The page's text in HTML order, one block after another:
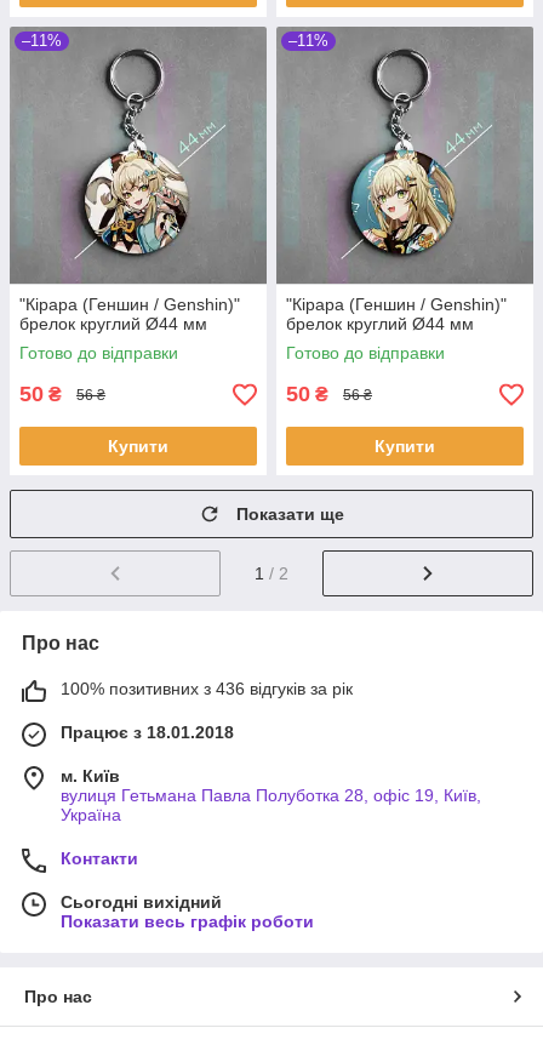
–11%
"Кірара (Геншин / Genshin)"
брелок круглий Ø44 мм
Готово до відправки
50 ₴ 56 ₴
Купити
–11%
"Кірара (Геншин / Genshin)"
брелок круглий Ø44 мм
Готово до відправки
50 ₴ 56 ₴
Купити
Показати ще
1 / 2
Про нас
100% позитивних з 436 відгуків за рік
Працює з 18.01.2018
м. Київ
вулиця Гетьмана Павла Полуботка 28, офіс 19, Київ,
Україна
Контакти
Сьогодні вихідний
Показати весь графік роботи
Про нас